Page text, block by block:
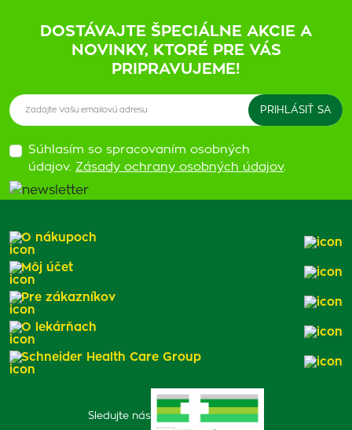
DOSTÁVAJTE ŠPECIÁLNE AKCIE A
NOVINKY, KTORÉ PRE VÁS
PRIPRAVUJEME!
Súhlasím so spracovaním osobných
údajov. Zásady ochrany osobných údajov.
Sledujte nás
O nákupoch
Môj účet
Pre zákazníkov
O lekárňach
Schneider Health Care Group